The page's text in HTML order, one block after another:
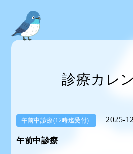
診療カレ
午前中診療(12時迄受付) 2025-
午前中診療